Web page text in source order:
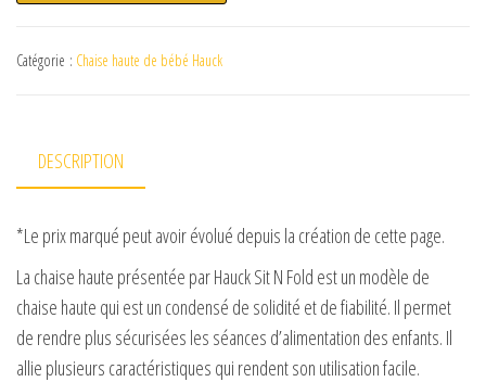
Catégorie : Chaise haute de bébé Hauck
DESCRIPTION
*Le prix marqué peut avoir évolué depuis la création de cette page.
La chaise haute présentée par Hauck Sit N Fold est un modèle de
chaise haute qui est un condensé de solidité et de fiabilité. Il permet
de rendre plus sécurisées les séances d’alimentation des enfants. Il
allie plusieurs caractéristiques qui rendent son utilisation facile.